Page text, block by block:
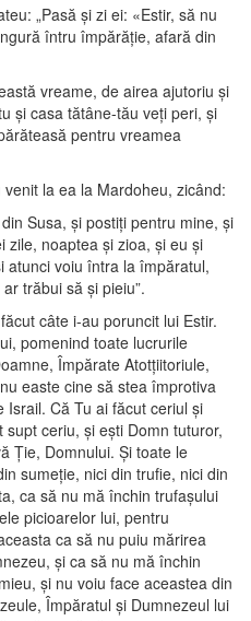
„Pasă şi zi ei: «Estir, să nu
întru împărăţie, afară din
vreame, de airea ajutoriu şi
şi casa tătâne-tău veţi peri, şi
pentru vreamea
la ea la Mardoheu, zicând:
Susa, şi postiţi pentru mine, şi
zile, noaptea şi zioa, şi eu şi
atunci voiu întra la împăratul,
trăbui să şi pieiu”.
câte i-au poruncit lui Estir.
pomenind toate lucrurile
Împărate Atotţiitoriule,
easte cine să stea împrotiva
Că Tu ai făcut ceriul şi
ceriu, şi eşti Domn tuturor,
Ţie, Domnului. Şi toate le
sumeţie, nici din trufie, nici din
ca să nu mă închin trufaşului
picioarelor lui, pentru
ca să nu puiu mărirea
şi ca să nu mă închin
şi nu voiu face aceastea din
Împăratul şi Dumnezeul lui